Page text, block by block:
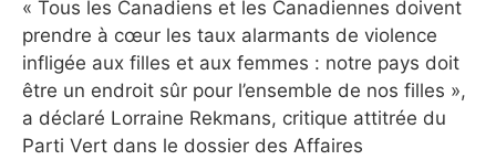
« Tous les Canadiens et les Canadiennes doivent
prendre à cœur les taux alarmants de violence
infligée aux filles et aux femmes : notre pays doit
être un endroit sûr pour l’ensemble de nos filles »,
a déclaré Lorraine Rekmans, critique attitrée du
Parti Vert dans le dossier des Affaires